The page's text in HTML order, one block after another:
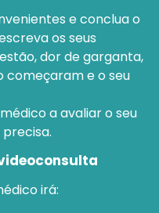
e conclua o
os seus
dor de garganta,
começaram e o seu
a avaliar o seu
irá: